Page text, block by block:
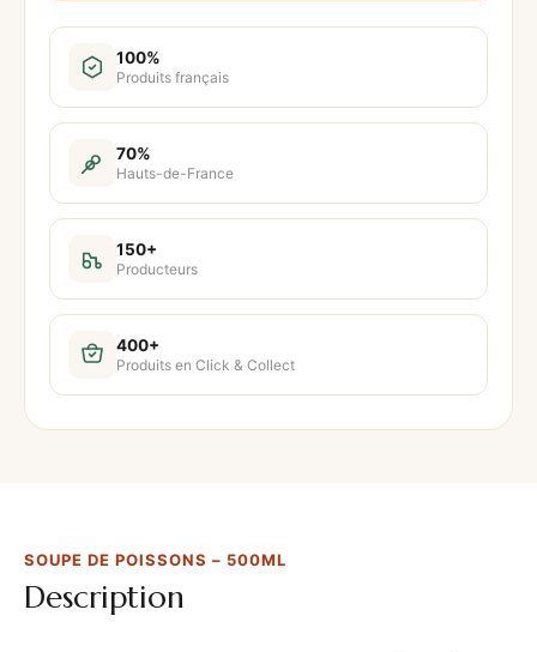
u
s
s
100%
Produits français
70%
Hauts-de-France
150+
Producteurs
400+
Produits en Click & Collect
SOUPE DE POISSONS – 500ML
Description